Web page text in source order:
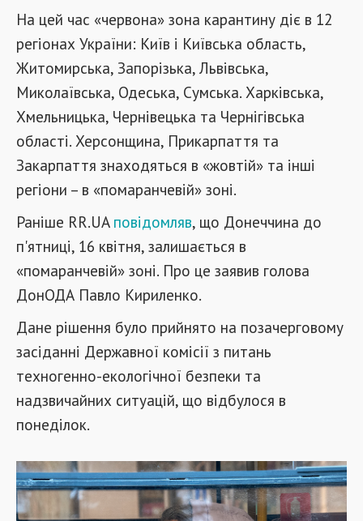
На цей час «червона» зона карантину діє в 12
регіонах України: Київ і Київська область,
Житомирська, Запорізька, Львівська,
Миколаївська, Одеська, Сумська. Харківська,
Хмельницька, Чернівецька та Чернігівська
області. Херсонщина, Прикарпаття та
Закарпаття знаходяться в «жовтій» та інші
регіони – в «помаранчевій» зоні.
Раніше RR.UA повідомляв, що Донеччина до
п'ятниці, 16 квітня, залишається в
«помаранчевій» зоні. Про це заявив голова
ДонОДА Павло Кириленко.
Дане рішення було прийнято на позачерговому
засіданні Державної комісії з питань
техногенно-екологічної безпеки та
надзвичайних ситуацій, що відбулося в
понеділок.